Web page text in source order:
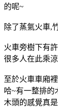
的呢~
除了蒸氣火車,
火車旁樹下有
很多人在此乘
至於火車車廂
哈~有一整排的
木頭的感覺真